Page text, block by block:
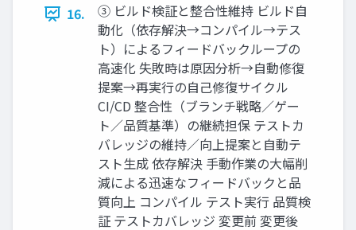
16.
③ ビルド検証と整合性維持 ビルド⾃
動化（依存解決→コンパイル→テス
ト）によるフィードバックループの
⾼速化 失敗時は原因分析→⾃動修復
提案→再実⾏の⾃⼰修復サイクル
CI/CD 整合性（ブランチ戦略／ゲー
ト／品質基準）の継続担保 テストカ
バレッジの維持／向上提案と⾃動テ
スト⽣成 依存解決 ⼿動作業の⼤幅削
減による迅速なフィードバックと品
質向上 コンパイル テスト実⾏ 品質検
証 テストカバレッジ 変更前 変更後